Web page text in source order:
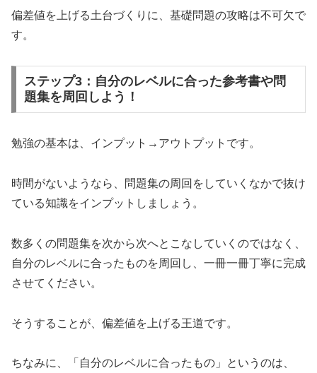
偏差値を上げる土台づくりに、基礎問題の攻略は不可欠で
す。
ステップ3：自分のレベルに合った参考書や問
題集を周回しよう！
勉強の基本は、インプット→アウトプットです。
時間がないようなら、問題集の周回をしていくなかで抜け
ている知識をインプットしましょう。
数多くの問題集を次から次へとこなしていくのではなく、
自分のレベルに合ったものを周回し、一冊一冊丁寧に完成
させてください。
そうすることが、偏差値を上げる王道です。
ちなみに、「自分のレベルに合ったもの」というのは、